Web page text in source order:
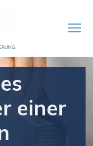
einer